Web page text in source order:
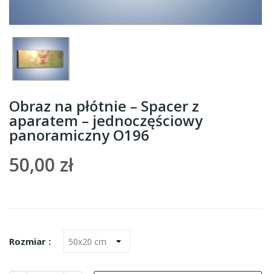
Obraz na płótnie – Spacer z
aparatem – jednoczęściowy
panoramiczny O196
50,00 zł
Rozmiar :